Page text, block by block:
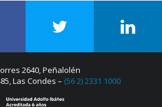
2640, Peñalolén
Las Condes – (56 2) 2331 1000